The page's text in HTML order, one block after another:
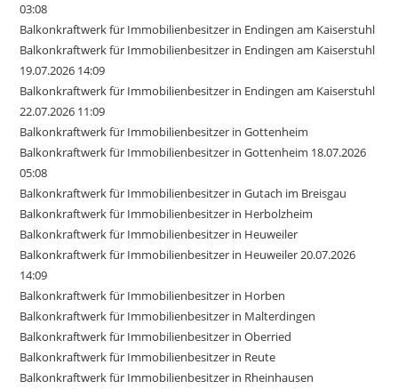
03:08
Balkonkraftwerk für Immobilienbesitzer in Endingen am Kaiserstuhl
Balkonkraftwerk für Immobilienbesitzer in Endingen am Kaiserstuhl
19.07.2026 14:09
Balkonkraftwerk für Immobilienbesitzer in Endingen am Kaiserstuhl
22.07.2026 11:09
Balkonkraftwerk für Immobilienbesitzer in Gottenheim
Balkonkraftwerk für Immobilienbesitzer in Gottenheim 18.07.2026
05:08
Balkonkraftwerk für Immobilienbesitzer in Gutach im Breisgau
Balkonkraftwerk für Immobilienbesitzer in Herbolzheim
Balkonkraftwerk für Immobilienbesitzer in Heuweiler
Balkonkraftwerk für Immobilienbesitzer in Heuweiler 20.07.2026
14:09
Balkonkraftwerk für Immobilienbesitzer in Horben
Balkonkraftwerk für Immobilienbesitzer in Malterdingen
Balkonkraftwerk für Immobilienbesitzer in Oberried
Balkonkraftwerk für Immobilienbesitzer in Reute
Balkonkraftwerk für Immobilienbesitzer in Rheinhausen